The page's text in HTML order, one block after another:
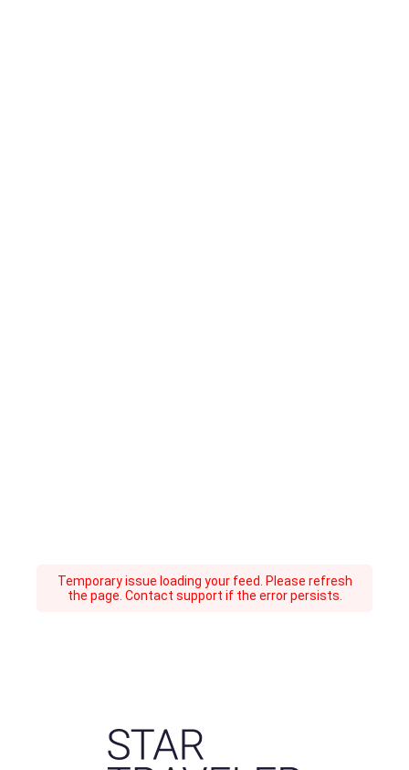
Temporary issue loading your feed. Please refresh
the page. Contact support if the error persists.